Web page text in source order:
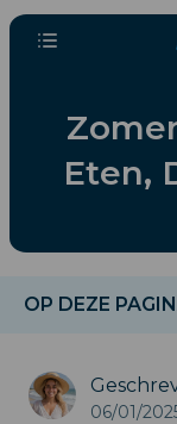
Eten,
OP DEZE
06/01/